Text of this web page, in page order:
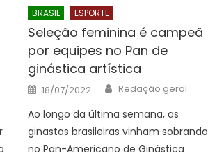
BRASIL ESPORTE
Seleção feminina é campeã
por equipes no Pan de
ginástica artística
Posted
on
18/07/2022 Author
Redação geral
Ao longo da última semana, as
ginastas brasileiras vinham sobrando
no Pan-Americano de Ginástica